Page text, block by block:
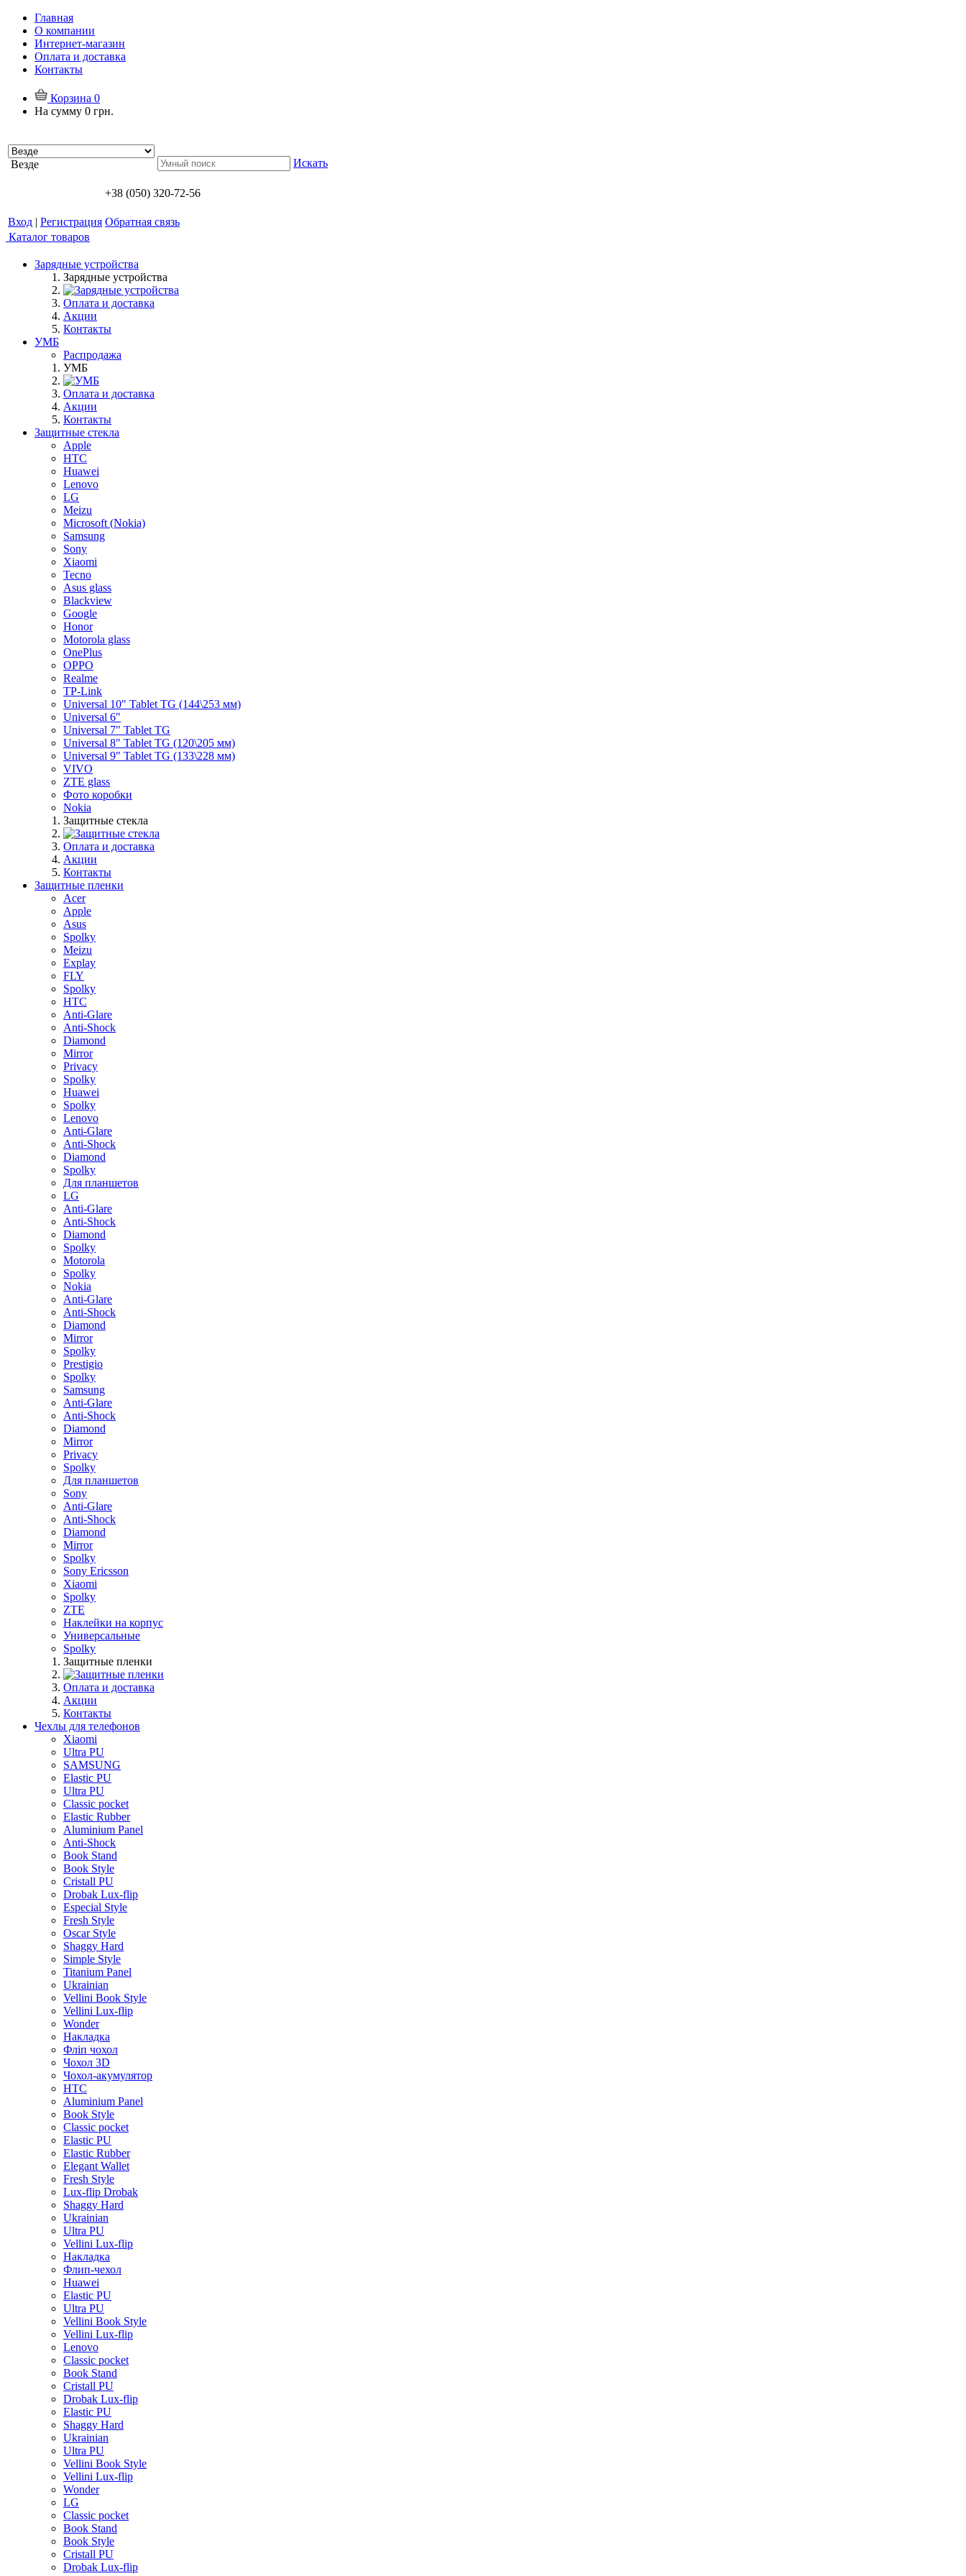
Главная
О компании
Интернет-магазин
Оплата и доставка
Контакты
Корзина 0
На сумму 0 грн.
Везде Искать
+38 (050) 320-72-56
Вход | Регистрация Обратная связь
Каталог товаров
Зарядные устройства
Зарядные устройства
Оплата и доставка
Акции
Контакты
УМБ
Распродажа
УМБ
Оплата и доставка
Акции
Контакты
Защитные стекла
Apple
HTC
Huawei
Lenovo
LG
Meizu
Microsoft (Nokia)
Samsung
Sony
Xiaomi
Tecno
Asus glass
Blackview
Google
Honor
Motorola glass
OnePlus
OPPO
Realme
TP-Link
Universal 10" Tablet TG (144\253 мм)
Universal 6"
Universal 7" Tablet TG
Universal 8" Tablet TG (120\205 мм)
Universal 9" Tablet TG (133\228 мм)
VIVO
ZTE glass
Фото коробки
Nokia
Защитные стекла
Оплата и доставка
Акции
Контакты
Защитные пленки
Acer
Apple
Asus
Spolky
Meizu
Explay
FLY
Spolky
HTC
Anti-Glare
Anti-Shock
Diamond
Mirror
Privacy
Spolky
Huawei
Spolky
Lenovo
Anti-Glare
Anti-Shock
Diamond
Spolky
Для планшетов
LG
Anti-Glare
Anti-Shock
Diamond
Spolky
Motorola
Spolky
Nokia
Anti-Glare
Anti-Shock
Diamond
Mirror
Spolky
Prestigio
Spolky
Samsung
Anti-Glare
Anti-Shock
Diamond
Mirror
Privacy
Spolky
Для планшетов
Sony
Anti-Glare
Anti-Shock
Diamond
Mirror
Spolky
Sony Ericsson
Xiaomi
Spolky
ZTE
Наклейки на корпус
Универсальные
Spolky
Защитные пленки
Оплата и доставка
Акции
Контакты
Чехлы для телефонов
Xiaomi
Ultra PU
SAMSUNG
Elastic PU
Ultra PU
Classic pocket
Elastic Rubber
Aluminium Panel
Anti-Shock
Book Stand
Book Style
Cristall PU
Drobak Lux-flip
Especial Style
Fresh Style
Oscar Style
Shaggy Hard
Simple Style
Titanium Panel
Ukrainian
Vellini Book Style
Vellini Lux-flip
Wonder
Накладка
Фліп чохол
Чохол 3D
Чохол-акумулятор
HTC
Aluminium Panel
Book Style
Classic pocket
Elastic PU
Elastic Rubber
Elegant Wallet
Fresh Style
Lux-flip Drobak
Shaggy Hard
Ukrainian
Ultra PU
Vellini Lux-flip
Накладка
Флип-чехол
Huawei
Elastic PU
Ultra PU
Vellini Book Style
Vellini Lux-flip
Lenovo
Classic pocket
Book Stand
Cristall PU
Drobak Lux-flip
Elastic PU
Shaggy Hard
Ukrainian
Ultra PU
Vellini Book Style
Vellini Lux-flip
Wonder
LG
Classic pocket
Book Stand
Book Style
Cristall PU
Drobak Lux-flip